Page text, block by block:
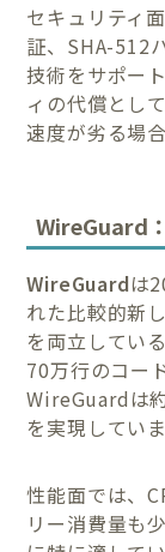
セキュリティ
証、SHA-512
技術をサポー
ィの代償とし
速度が劣る場
WireGuard
WireGuardは
れた比較的新
を両立してい
70万行のコー
WireGuardは
を実現していま
性能面では、
リー消費量も